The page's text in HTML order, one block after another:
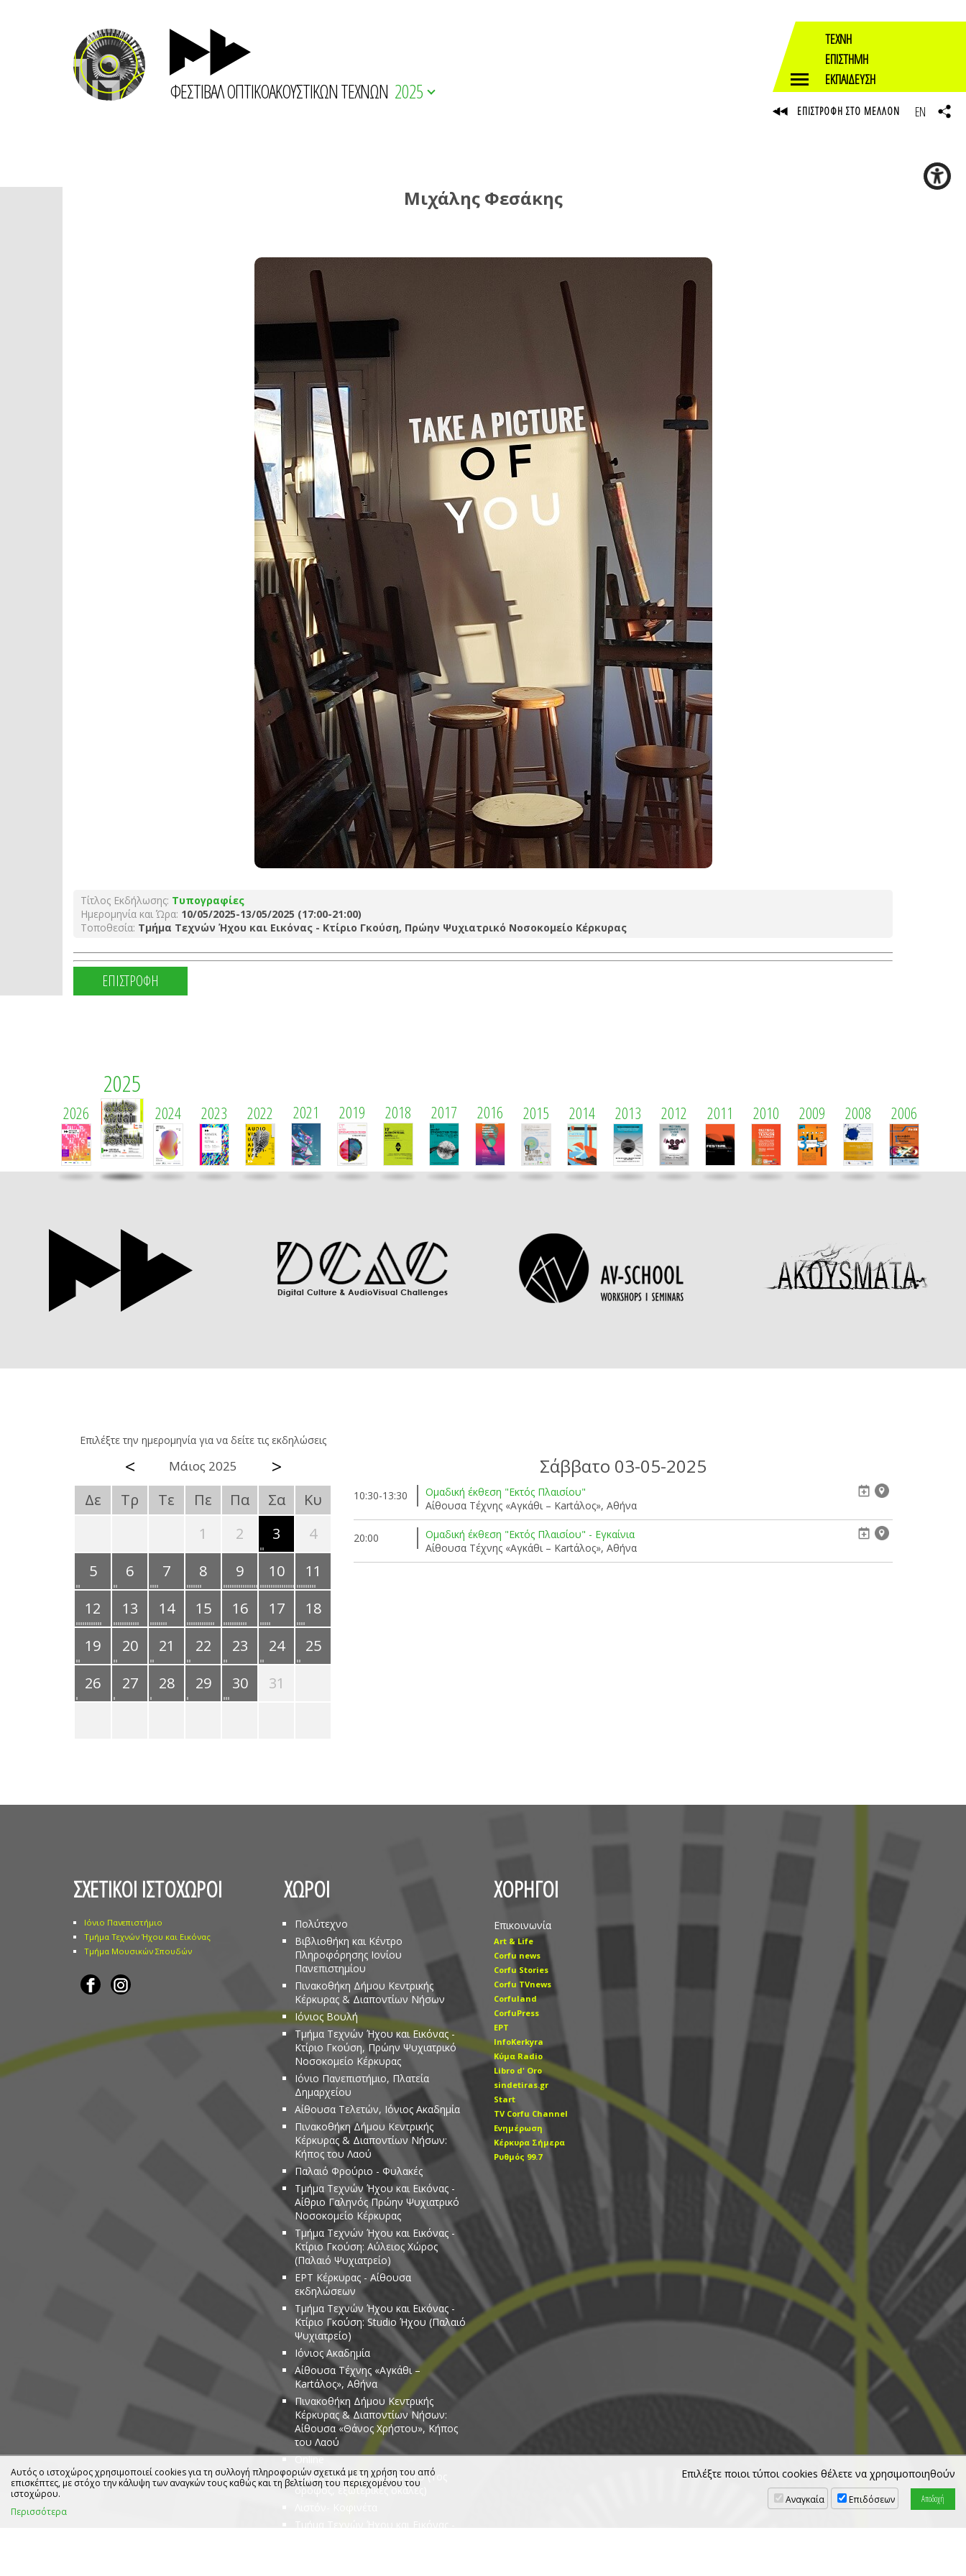
ΦΕΣΤΙΒΑΛ ΟΠΤΙΚΟΑΚΟΥΣΤΙΚΩΝ ΤΕΧΝΩΝ 2025
Μιχάλης Φεσάκης
Τίτλος Εκδήλωσης: Τυπογραφίες
Ημερομηνία και Ώρα: 10/05/2025-13/05/2025 (17:00-21:00)
Τοποθεσία: Τμήμα Τεχνών Ήχου και Εικόνας - Κτίριο Γκούση, Πρώην Ψυχιατρικό Νοσοκομείο Κέρκυρας
ΕΠΙΣΤΡΟΦΗ
2026
2025
2024 2023 2022 2021 2019 2018 2017 2016 2015 2014 2013 2012 2011 2010 2009 2008 2006
Επιλέξτε την ημερομηνία για να δείτε τις εκδηλώσεις
< Μάιος 2025 >
Δε Τρ Τε Πε Πα Σα
Κυ
1
2 3
4
5
6 7 8 9 10
11
12
13 14 15 16 17
18
19
20 21 22 23 24
25
26
27 28 29 30 31
Σάββατο 03-05-2025
10:30-13:30
Ομαδική έκθεση "Εκτός Πλαισίου"
Αίθουσα Τέχνης «Αγκάθι – Kartάλος», Αθήνα
20:00
Ομαδική έκθεση "Εκτός Πλαισίου" - Εγκαίνια
Αίθουσα Τέχνης «Αγκάθι – Kartάλος», Αθήνα
ΣΧΕΤΙΚΟΙ ΙΣΤΟΧΩΡΟΙ
Ιόνιο Πανεπιστήμιο
Τμήμα Τεχνών Ήχου και Εικόνας
Τμήμα Μουσικών Σπουδών
ΧΩΡΟΙ
Πολύτεχνο
Βιβλιοθήκη και Κέντρο
Πληροφόρησης Ιονίου
Πανεπιστημίου
Πινακοθήκη Δήμου Κεντρικής
Κέρκυρας & Διαποντίων Νήσων
Ιόνιος Βουλή
Τμήμα Τεχνών Ήχου και Εικόνας -
Κτίριο Γκούση, Πρώην Ψυχιατρικό
Νοσοκομείο Κέρκυρας
Ιόνιο Πανεπιστήμιο, Πλατεία
Δημαρχείου
Αίθουσα Τελετών, Ιόνιος Ακαδημία
Πινακοθήκη Δήμου Κεντρικής
Κέρκυρας & Διαποντίων Νήσων:
Κήπος του Λαού
Παλαιό Φρούριο - Φυλακές
Τμήμα Τεχνών Ήχου και Εικόνας -
Αίθριο Γαληνός Πρώην Ψυχιατρικό
Νοσοκομείο Κέρκυρας
Τμήμα Τεχνών Ήχου και Εικόνας -
Κτίριο Γκούση: Αύλειος Χώρος
(Παλαιό Ψυχιατρείο)
ΕΡΤ Κέρκυρας - Αίθουσα
εκδηλώσεων
Τμήμα Τεχνών Ήχου και Εικόνας -
Κτίριο Γκούση: Studio Ήχου (Παλαιό
Ψυχιατρείο)
Ιόνιος Ακαδημία
Αίθουσα Τέχνης «Αγκάθι –
Kartάλος», Αθήνα
Πινακοθήκη Δήμου Κεντρικής
Κέρκυρας & Διαποντίων Νήσων:
Αίθουσα «Θάνος Χρήστου», Κήπος
του Λαού
Online
Τμήμα Ιστορίας - Αίθουσα 5 (1ος
όροφος, εξωτερικές σκάλες)
ΧΟΡΗΓΟΙ
Επικοινωνία
Art & Life
Corfu news
Corfu Stories
Corfu TVnews
Corfuland
CorfuPress
EΡT
InfoKerkyra
Kύμα Radio
Libro d' Οro
sindetiras.gr
Start
TV Corfu Channel
Ενημέρωση
Κέρκυρα Σήμερα
Ρυθμός 99.7
ΤΕΧΝΗ
ΕΠΙΣΤΗΜΗ
ΕΚΠΑΙΔΕΥΣΗ
ΕΠΙΣΤΡΟΦΗ ΣΤΟ ΜΕΛΛΟΝ EN
Αυτός ο ιστοχώρος χρησιμοποιεί cookies για τη συλλογή πληροφοριών σχετικά με τη χρήση του από
επισκέπτες, με στόχο την κάλυψη των αναγκών τους καθώς και τη βελτίωση του περιεχομένου του
ιστοχώρου.
Περισσότερα
Επιλέξτε ποιοι τύποι cookies θέλετε να χρησιμοποιηθούν
Αναγκαία Επιδόσεων